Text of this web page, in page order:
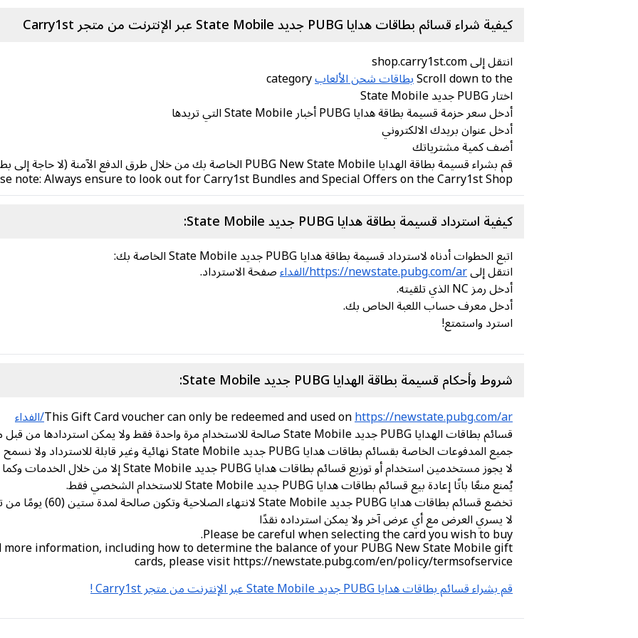
كيفية شراء قسائم بطاقات هدايا PUBG جديد State Mobile عبر الإنترنت من متجر Carry1st
انتقل إلى shop.carry1st.com
Scroll down to theبطاقات شحن الألعاب
اختار PUBG جديد State Mobile
أدخل سعر حزمة قسيمة بطاقة هدايا PUBG أخبار State Mobile التي تريدها
أدخل عنوان بريدك الالكتروني
أضف كمية مشترياتك
قم بشراء قسيمة بطاقة الهدايا PUBG New State Mobile الخاصة بك من خلال طرق الدفع الآمنة (لا حاجة إلى بطاقة ائتمان!)
note: Always ensure to look out for Carry1st Bundles and Special Offers on the Carry1st Shop
كيفية استرداد قسيمة بطاقة هدايا PUBG جديد State Mobile:
اتبع الخطوات أدناه لاسترداد قسيمة بطاقة هدايا PUBG جديد State Mobile الخاصة بك:
انتقل إلىhttps://newstate.pubg.com/ar/الفداء صفحة الاسترداد.
أدخل رمز NC الذي تلقيته.
أدخل معرف حساب اللعبة الخاص بك.
استرد واستمتع!
شروط وأحكام قسيمة بطاقة الهدايا PUBG جديد State Mobile:
This Gift Card voucher can only be redeemed and used onhttps://newstate.pubg.com/ar/الفداء
قسائم بطاقات الهدايا PUBG جديد State Mobile صالحة للاستخدام مرة واحدة فقط ولا يمكن استردادها من قبل مستخدمين متعددين.
جميع المدفوعات الخاصة بقسائم بطاقات هدايا PUBG جديد State Mobile نهائية وغير قابلة للاسترداد ولا نسمح بالتبادل في الطلبات الرقمية.
لا يجوز مستخدمين استخدام أو توزيع قسائم بطاقات هدايا PUBG جديد State Mobile إلا من خلال الخدمات وكما هو مسموح به صراحةً من قبل PUBG.
يُمنع منعًا باتًا إعادة بيع قسائم بطاقات هدايا PUBG جديد State Mobile للاستخدام الشخصي فقط.
تخضع قسائم بطاقات هدايا PUBG جديد State Mobile لانتهاء الصلاحية وتكون صالحة لمدة ستين (60) يومًا من تاريخ الشراء.
لا يسري العرض مع أي عرض آخر ولا يمكن استرداده نقدًا
Please be careful when selecting the card you wish to buy.
information, including how to determine the balance of your PUBG New State Mobile gift
cards, please visit https://newstate.pubg.com/en/policy/termsofservice
قم بشراء قسائم بطاقات هدايا PUBG جديد State Mobile عبر الإنترنت من متجر Carry1st !